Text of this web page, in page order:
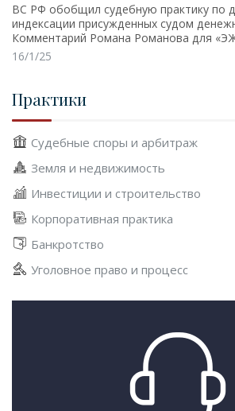
ВС РФ обобщил судебную практику по
индексации присужденных судом
Комментарий Романа Романова для
16/1/25
Практики
Судебные споры и арбитраж
Земля и недвижимость
Инвестиции и строительство
Корпоративная практика
Банкротство
Уголовное право и процесс